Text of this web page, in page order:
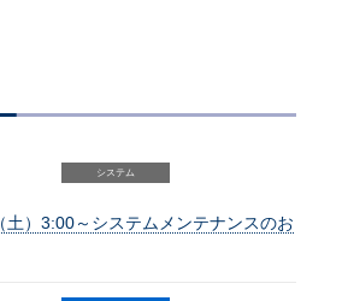
システム
）3:00～システムメンテナンスのお